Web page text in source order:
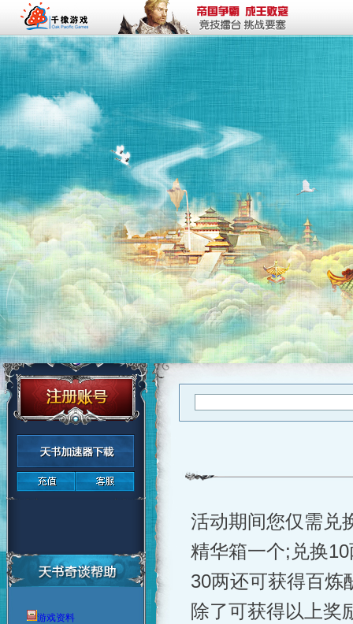
游戏资料
活动期间您仅需兑
精华箱一个; 兑换10
30两还可获得百炼
除了可获得以上奖